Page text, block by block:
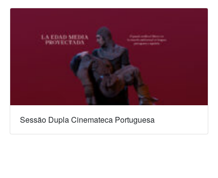
Sessão Dupla Cinemateca Portuguesa